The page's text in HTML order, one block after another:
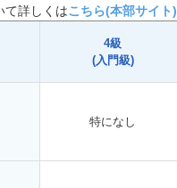
て詳しくはこちら(本部サイト)
4級
(入門級)
特になし